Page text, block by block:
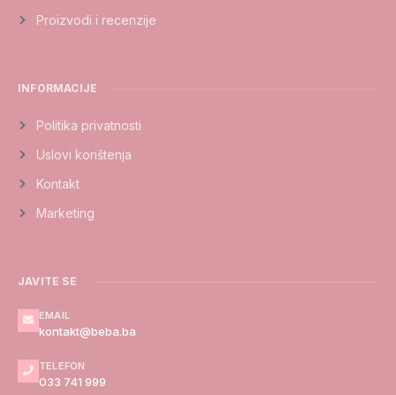
Proizvodi i recenzije
INFORMACIJE
Politika privatnosti
Uslovi korištenja
Kontakt
Marketing
JAVITE SE
EMAIL
kontakt@beba.ba
TELEFON
033 741 999